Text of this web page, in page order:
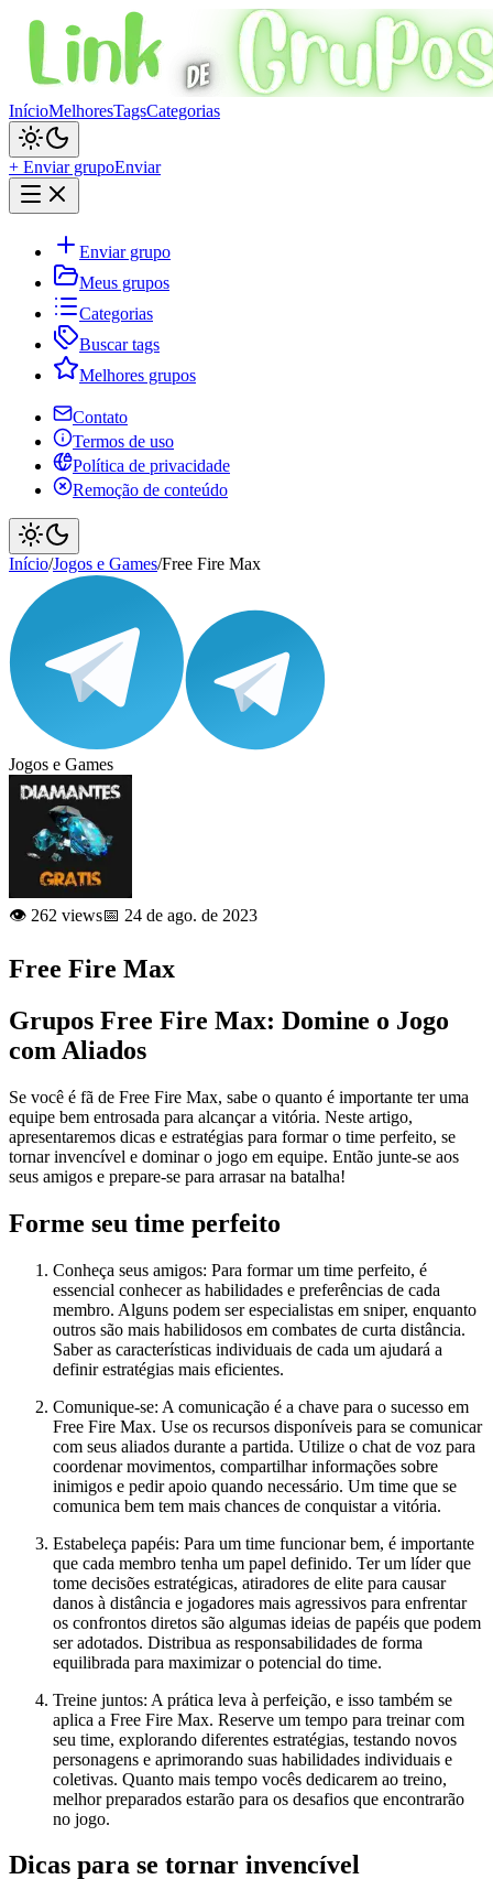
InícioMelhoresTagsCategorias
+ Enviar grupoEnviar
Enviar grupo
Meus grupos
Categorias
Buscar tags
Melhores grupos
Contato
Termos de uso
Política de privacidade
Remoção de conteúdo
Início/Jogos e Games/Free Fire Max
Jogos e Games
👁️ 262 views📅 24 de ago. de 2023
Free Fire Max
Grupos Free Fire Max: Domine o Jogo
com Aliados
Se você é fã de Free Fire Max, sabe o quanto é importante ter uma
equipe bem entrosada para alcançar a vitória. Neste artigo,
apresentaremos dicas e estratégias para formar o time perfeito, se
tornar invencível e dominar o jogo em equipe. Então junte-se aos
seus amigos e prepare-se para arrasar na batalha!
Forme seu time perfeito
Conheça seus amigos: Para formar um time perfeito, é
essencial conhecer as habilidades e preferências de cada
membro. Alguns podem ser especialistas em sniper, enquanto
outros são mais habilidosos em combates de curta distância.
Saber as características individuais de cada um ajudará a
definir estratégias mais eficientes.
Comunique-se: A comunicação é a chave para o sucesso em
Free Fire Max. Use os recursos disponíveis para se comunicar
com seus aliados durante a partida. Utilize o chat de voz para
coordenar movimentos, compartilhar informações sobre
inimigos e pedir apoio quando necessário. Um time que se
comunica bem tem mais chances de conquistar a vitória.
Estabeleça papéis: Para um time funcionar bem, é importante
que cada membro tenha um papel definido. Ter um líder que
tome decisões estratégicas, atiradores de elite para causar
danos à distância e jogadores mais agressivos para enfrentar
os confrontos diretos são algumas ideias de papéis que podem
ser adotados. Distribua as responsabilidades de forma
equilibrada para maximizar o potencial do time.
Treine juntos: A prática leva à perfeição, e isso também se
aplica a Free Fire Max. Reserve um tempo para treinar com
seu time, explorando diferentes estratégias, testando novos
personagens e aprimorando suas habilidades individuais e
coletivas. Quanto mais tempo vocês dedicarem ao treino,
melhor preparados estarão para os desafios que encontrarão
no jogo.
Dicas para se tornar invencível